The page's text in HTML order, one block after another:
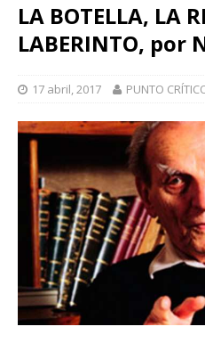
LA BOTELLA, LA
LABERINTO,
17 abril, 2017 PUNTO